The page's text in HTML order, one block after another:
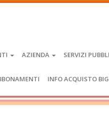
AZIENDA SERVIZI
INFO ACQUISTO